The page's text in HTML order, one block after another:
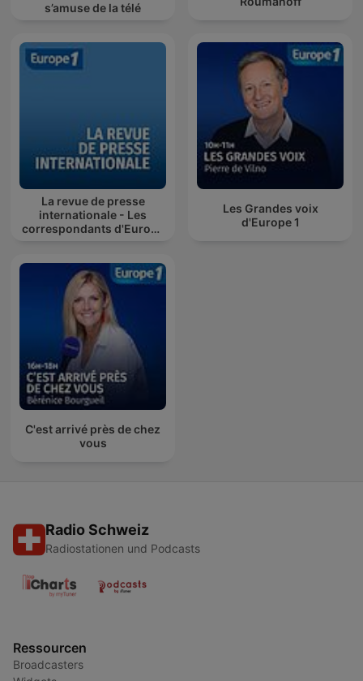
s’amuse de la télé
La revue de presse
internationale - Les
correspondants d'Europe
Les Grandes voix
d'Europe 1
C'est arrivé près de chez
vous
Radio Schweiz
Radiostationen und Podcasts
Ressourcen
Broadcasters